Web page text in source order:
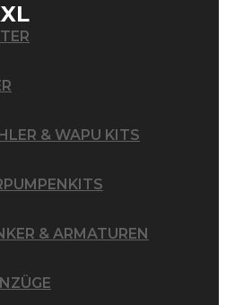
& WAPU KITS
& ARMATUREN